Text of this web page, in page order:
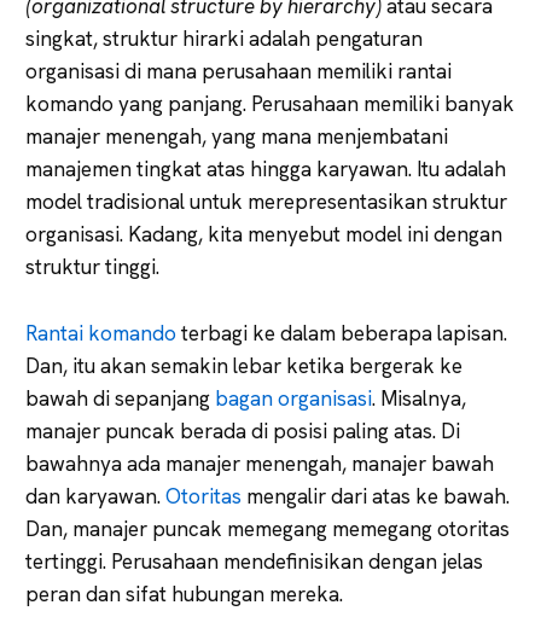
(organizational structure by hierarchy)atau secara
singkat, struktur hirarki adalah pengaturan
organisasi di mana perusahaan memiliki rantai
komando yang panjang. Perusahaan memiliki banyak
manajer menengah, yang mana menjembatani
manajemen tingkat atas hingga karyawan. Itu adalah
model tradisional untuk merepresentasikan struktur
organisasi. Kadang, kita menyebut model ini dengan
struktur tinggi.
Rantai komandoterbagi ke dalam beberapa lapisan.
Dan, itu akan semakin lebar ketika bergerak ke
bawah di sepanjang bagan organisasi. Misalnya,
manajer puncak berada di posisi paling atas. Di
bawahnya ada manajer menengah, manajer bawah
dan karyawan.Otoritas mengalir dari atas ke bawah.
Dan, manajer puncak memegang memegang otoritas
tertinggi. Perusahaan mendefinisikan dengan jelas
peran dan sifat hubungan mereka.